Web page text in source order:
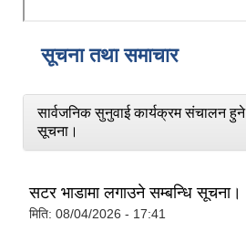
सूचना तथा समाचार
सार्वजनिक सुनुवाई कार्यक्रम संचालन
सूचना।
सटर भाडामा लगाउने सम्बन्धि सूचना।
मिति: 08/04/2026 - 17:41